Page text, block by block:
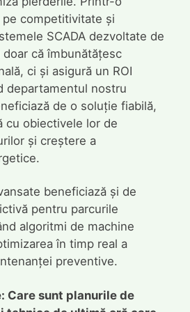
competitivitate și
SCADA dezvoltate de
că îmbunătățesc
ci și asigură un ROI
departamentul nostru
de o soluție fiabilă,
cu obiectivele lor de
și creștere a
beneficiază și de
pentru parcurile
algoritmi de machine
în timp real a
preventive.
Care sunt planurile de